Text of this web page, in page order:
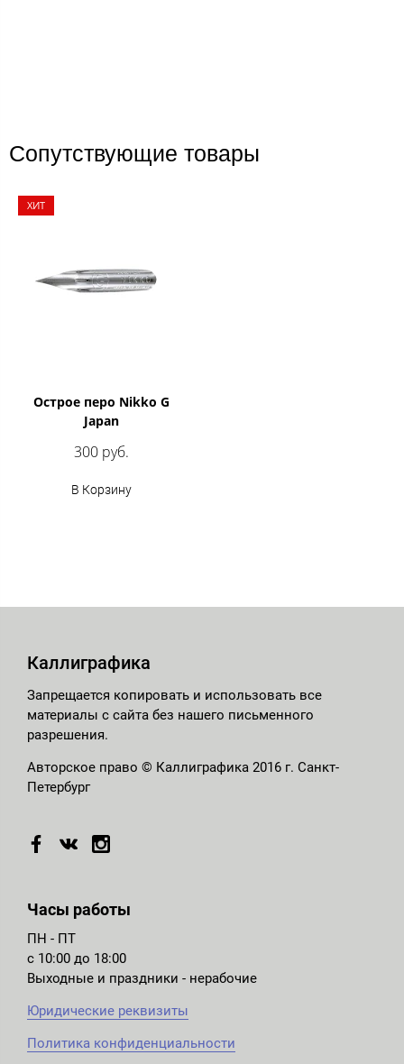
Сопутствующие товары
ХИТ
Острое перо Nikko G
Japan
300 руб.
В Корзину
Каллиграфика
Запрещается копировать и использовать все
материалы с сайта без нашего письменного
разрешения.
Авторское право © Каллиграфика 2016 г. Санкт-
Петербург
Часы работы
ПН - ПТ
с 10:00 до 18:00
Выходные и праздники - нерабочие
Юридические реквизиты
Политика конфиденциальности